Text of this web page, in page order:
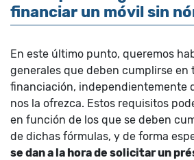
financiar un móvil sin
En este último punto, queremos
generales que deben cumplirse en
financiación, independientemente
nos la ofrezca. Estos requisitos
en función de los que se deben
de dichas fórmulas, y de forma
se dan a la hora de solicitar un